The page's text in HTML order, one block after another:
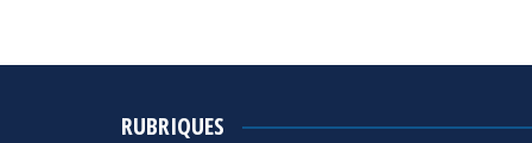
RUBRIQUES